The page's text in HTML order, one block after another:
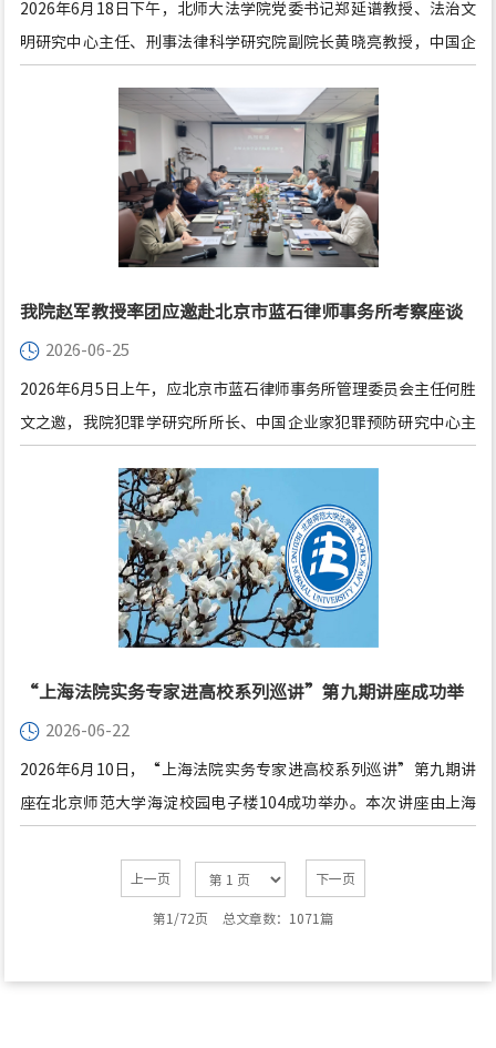
2026年6月18日下午，北师大法学院党委书记郑延谱教授、法治文
明研究中心主任、刑事法律科学研究院副院长黄晓亮教授，中国企
山河副教授、杨雄副教授一行受邀访问北京市中闻律师事务所。北
京市中闻律师事务所主任吴革律师、监事蔡韵律师、全国人才与专
业发展中心经理姜敏、全国运营中心经理张芯诺接待了各位来访的
教授，并举行有关合作和交流的座谈会。
我院赵军教授率团应邀赴北京市蓝石律师事务所考察座谈
2026-06-25
2026年6月5日上午，应北京市蓝石律师事务所管理委员会主任何胜
文之邀，我院犯罪学研究所所长、中国企业家犯罪预防研究中心主
座谈。我院法治文明研究中心主任、刑事法律科学研究院副院长黄
晓亮教授，中国企业家犯罪预防研究中心副主任刘科教授、副主任
赵书鸿副教授，我院证据法研究所所长王超教授，以及蓝石律师事
务所邱岳律师、迟爽律师、邓亚兵律师、赵烨律师、顾婉琪律师，
参加了本次座谈。
“上海法院实务专家进高校系列巡讲”第九期讲座成功举
办 2026-06-22
2026年6月10日，“上海法院实务专家进高校系列巡讲”第九期讲
座在北京师范大学海淀校园电子楼104成功举办。本次讲座由上海
北京师范大学法学院院长梁迎修主持。
上一页 下一页
第1/72页 总文章数：1071篇